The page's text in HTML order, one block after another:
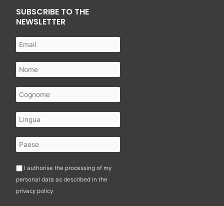
SUBSCRIBE TO THE
NEWSLETTER
I authorise the processing of my
personal data as described in the
privacy policy